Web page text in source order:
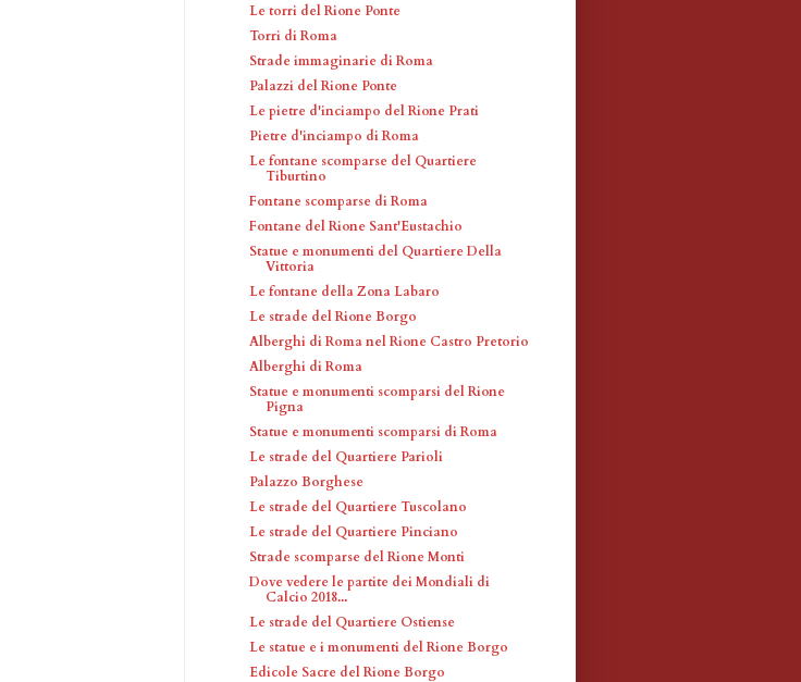
Le torri del Rione Ponte
Torri di Roma
Strade immaginarie di Roma
Palazzi del Rione Ponte
Le pietre d'inciampo del Rione Prati
Pietre d'inciampo di Roma
Le fontane scomparse del Quartiere
Tiburtino
Fontane scomparse di Roma
Fontane del Rione Sant'Eustachio
Statue e monumenti del Quartiere Della
Vittoria
Le fontane della Zona Labaro
Le strade del Rione Borgo
Alberghi di Roma nel Rione Castro Pretorio
Alberghi di Roma
Statue e monumenti scomparsi del Rione
Pigna
Statue e monumenti scomparsi di Roma
Le strade del Quartiere Parioli
Palazzo Borghese
Le strade del Quartiere Tuscolano
Le strade del Quartiere Pinciano
Strade scomparse del Rione Monti
Dove vedere le partite dei Mondiali di
Calcio 2018...
Le strade del Quartiere Ostiense
Le statue e i monumenti del Rione Borgo
Edicole Sacre del Rione Borgo